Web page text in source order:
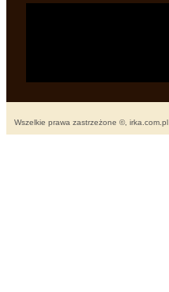
Wszelkie prawa zastrzeżone ©, irka.com.pl